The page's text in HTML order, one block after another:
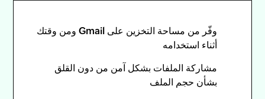
وفّر من مساحة التخزين على Gmail ومن وقتك
أثناء استخدامه
مشاركة الملفات بشكل آمن من دون القلق
بشأن حجم الملف